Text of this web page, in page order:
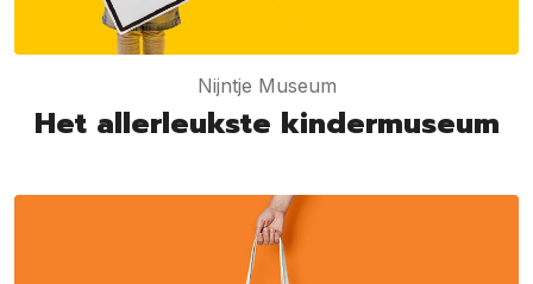
Nijntje Museum
Het allerleukste kindermuseum